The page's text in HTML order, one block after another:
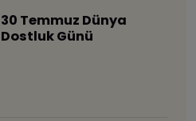
30 Temmuz Dünya
Dostluk Günü